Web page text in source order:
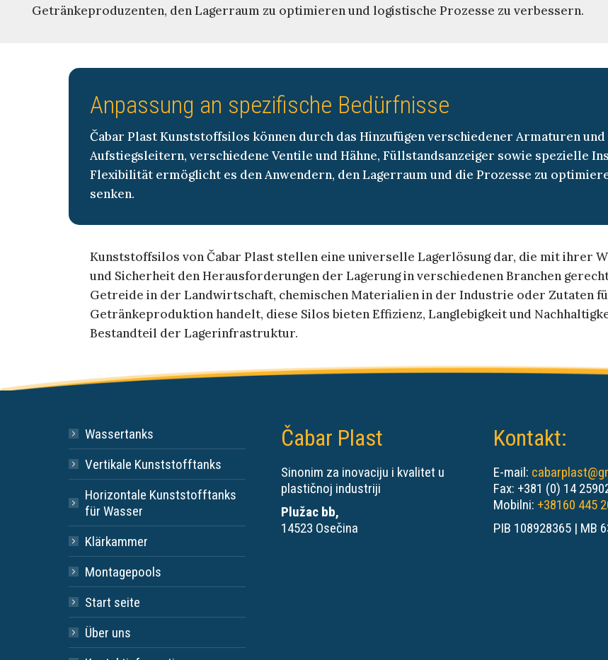
Getränkeproduzenten, den Lagerraum zu optimieren und logistische Prozesse zu verbessern.
Anpassung an spezifische Bedürfnisse
Čabar Plast Kunststoffsilos können durch das Hinzufügen verschiedener Armaturen
Aufstiegsleitern, verschiedene Ventile und Hähne, Füllstandsanzeiger sowie spezielle
Flexibilität ermöglicht es den Anwendern, den Lagerraum und die Prozesse zu
senken.
Kunststoffsilos von Čabar Plast stellen eine universelle Lagerlösung dar, die mit ihrer
und Sicherheit den Herausforderungen der Lagerung in verschiedenen Branchen
Getreide in der Landwirtschaft, chemischen Materialien in der Industrie oder Zutaten
Getränkeproduktion handelt, diese Silos bieten Effizienz, Langlebigkeit und
Bestandteil der Lagerinfrastruktur.
Wassertanks
Vertikale Kunststofftanks
Horizontale Kunststofftanks
für Wasser
Klärkammer
Montagepools
Start seite
Über uns
Čabar Plast
Sinonim za inovaciju i kvalitet u
plastičnoj industriji
Plužac bb,
14523 Osečina
Kontakt:
E-mail:
Fax: +381 (0) 14
Mobilni: +38160 445
PIB 108928365 | MB